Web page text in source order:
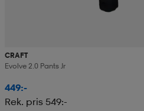
CRAFT
Evolve 2.0 Pants Jr
449:-
Rek. pris 549:-